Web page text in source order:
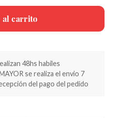
al carrito
48hs habiles
se realiza el envio 7
del pago del pedido